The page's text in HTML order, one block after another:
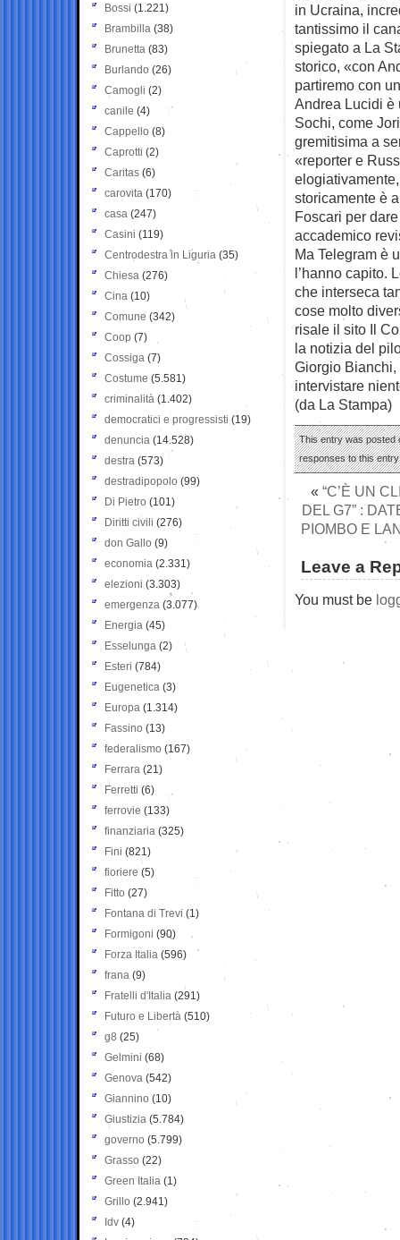
in Ucraina,
tantissimo il
spiegato a La
storico, «con
partiremo con
Andrea Lucidi è
Sochi, come
gremitisima a
«reporter e
storicamente è
Foscari per
accademico
Ma Telegram è
l’hanno capito.
che interseca
cose molto
risale il sito Il
la notizia del
Giorgio
intervistare
(da La Stampa)
This entry was posted
responses to this
« “C’È UN
DEL G7” :
PIOMBO E
Leave a
You must be
Bossi (1.221)
Brambilla (38)
Brunetta (83)
Burlando (26)
Camogli (2)
canile (4)
Cappello (8)
Caprotti (2)
Caritas (6)
carovita (170)
casa (247)
Casini (119)
Centrodestra in Liguria (35)
Chiesa (276)
Cina (10)
Comune (342)
Coop (7)
Cossiga (7)
Costume (5.581)
criminalità (1.402)
democratici e progressisti (19)
denuncia (14.528)
destra (573)
destradipopolo (99)
Di Pietro (101)
Diritti civili (276)
don Gallo (9)
economia (2.331)
elezioni (3.303)
emergenza (3.077)
Energia (45)
Esselunga (2)
Esteri (784)
Eugenetica (3)
Europa (1.314)
Fassino (13)
federalismo (167)
Ferrara (21)
Ferretti (6)
ferrovie (133)
finanziaria (325)
Fini (821)
fioriere (5)
Fitto (27)
Fontana di Trevi (1)
Formigoni (90)
Forza Italia (596)
frana (9)
Fratelli d'Italia (291)
Futuro e Libertà (510)
g8 (25)
Gelmini (68)
Genova (542)
Giannino (10)
Giustizia (5.784)
governo (5.799)
Grasso (22)
Green Italia (1)
Grillo (2.941)
Idv (4)